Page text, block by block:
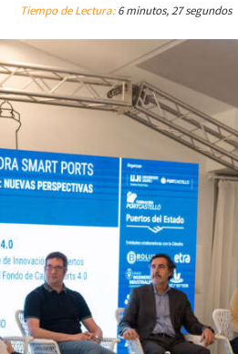
Tiempo de Lectura:6 minutos, 27 segundos